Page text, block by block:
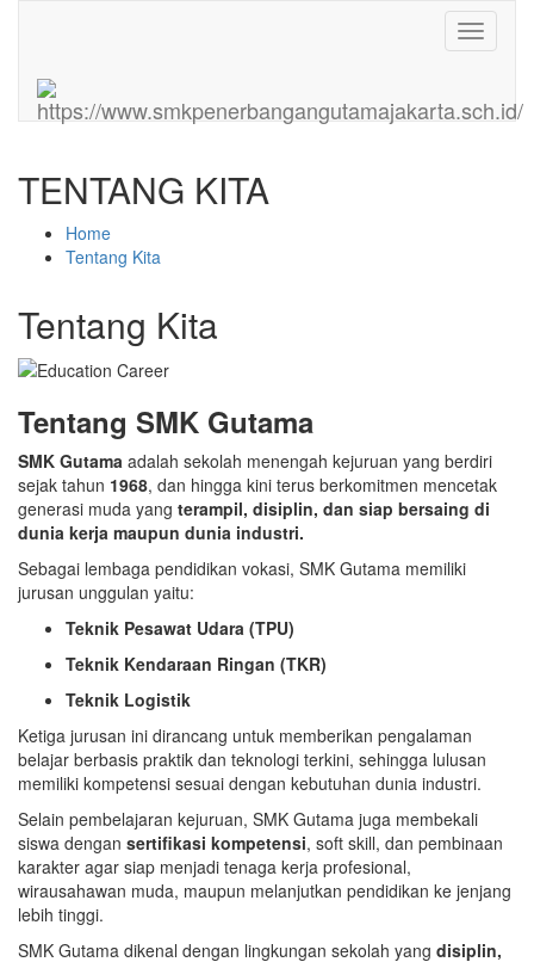
Toggle
TENTANG KITA
Home
Tentang Kita
Tentang Kita
Tentang SMK Gutama
SMK Gutama adalah sekolah menengah kejuruan yang berdiri
sejak tahun 1968, dan hingga kini terus berkomitmen mencetak
generasi muda yang terampil, disiplin, dan siap bersaing di
dunia kerja maupun dunia industri.
Sebagai lembaga pendidikan vokasi, SMK Gutama memiliki
jurusan unggulan yaitu:
Teknik Pesawat Udara (TPU)
Teknik Kendaraan Ringan (TKR)
Teknik Logistik
Ketiga jurusan ini dirancang untuk memberikan pengalaman
belajar berbasis praktik dan teknologi terkini, sehingga lulusan
memiliki kompetensi sesuai dengan kebutuhan dunia industri.
Selain pembelajaran kejuruan, SMK Gutama juga membekali
siswa dengan sertifikasi kompetensi, soft skill, dan pembinaan
karakter agar siap menjadi tenaga kerja profesional,
wirausahawan muda, maupun melanjutkan pendidikan ke jenjang
lebih tinggi.
SMK Gutama dikenal dengan lingkungan sekolah yang disiplin,